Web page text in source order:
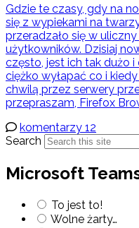
Gdzie te czasy, gdy na
się z wypiekami na
przeradzało się w
użytkowników. Dzisiaj
często, jest ich tak dużo i
ciężko wyłapać co i
chwilą przez serwery
przepraszam, Firefox
komentarzy 12
Search
Microsoft
To jest to!
Wolne żarty…